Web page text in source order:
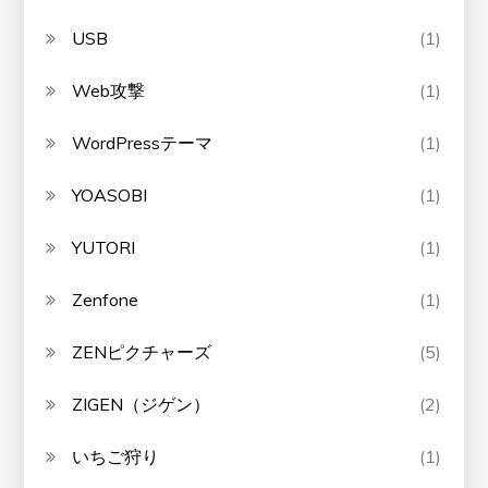
USB (1)
Web攻撃 (1)
WordPressテーマ (1)
YOASOBI (1)
YUTORI (1)
Zenfone (1)
ZENピクチャーズ (5)
ZIGEN（ジゲン） (2)
いちご狩り (1)